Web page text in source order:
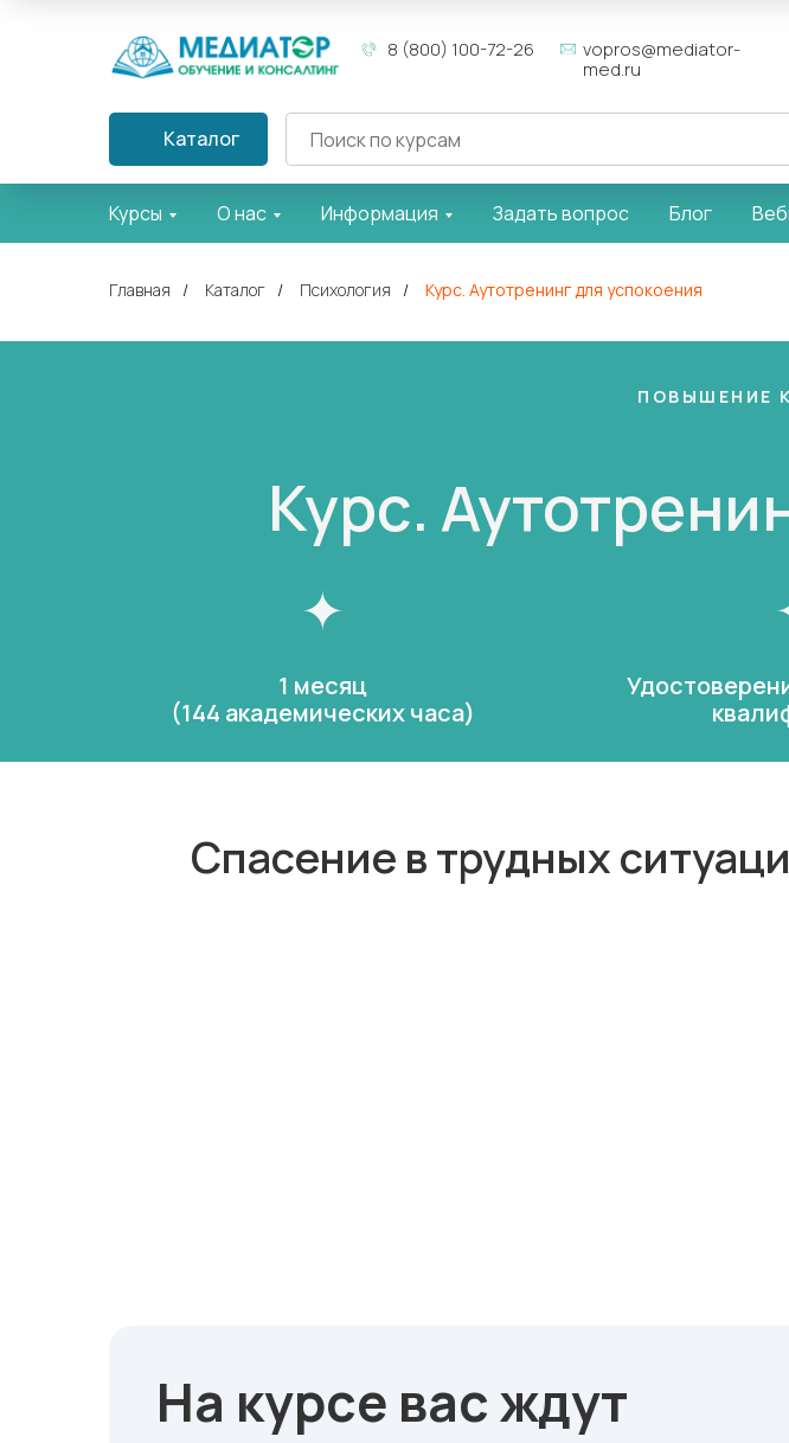
8 (800) 100-72-26
vopros@mediator-
med.ru
Каталог
Курсы О нас Информация Задать вопрос Блог
Главная / Каталог / Психология / Курс. Аутотренинг для успокоения
ПОВЫШЕНИЕ
Курс.
1 месяц
(144 академических часа)
Спасение в трудных
На курсе вас ждут